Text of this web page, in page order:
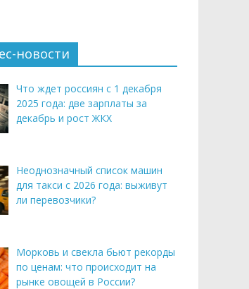
новости
Что ждет россиян с 1 декабря
2025 года: две зарплаты за
декабрь и рост ЖКХ
Неоднозначный список машин
для такси с 2026 года: выживут
ли перевозчики?
Морковь и свекла бьют рекорды
по ценам: что происходит на
рынке овощей в России?